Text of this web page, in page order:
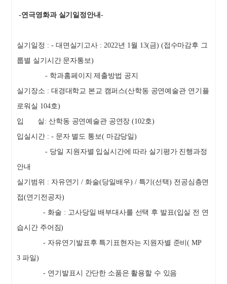
-연극영화과 실기일정안내 -
실기일정 : - 대면실기고사 : 2022년 1월 13(금) (접수마감후 그
룹별 실기시간 문자통보)
- 학과홈페이지 제출방법 공지
실기장소 : 대경대학교 본교 캠퍼스(산학동 공연예술관 연기플
로워실 104호)
입 실 :산학동 공연예술관 공연장(102호)
입실시간: - 문자 별도 통보( 마감당일)
- 당일 지원자별 입실시간에 따라 실기평가 진행과정
안내
실기범위 : 자유연기 /화술(당일배우) / 특기(선택) 전공심층면
접(연기전공자)
-화술 : 고사당일 배부대사를 선택 후 발표(입실 전 연
습시간 주어짐)
- 자유연기발표후 특기표현자는 지원자별 준비( MP
3파일)
- 연기발표시 간단한 소품은 활용할 수 있음